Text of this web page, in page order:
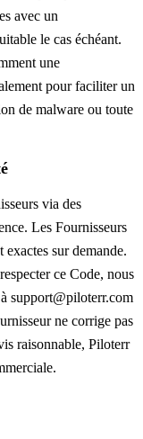
avec un
le cas échéant.
une
pour faciliter un
de malware ou toute
via des
Les Fournisseurs
sur demande.
ce Code, nous
support@piloterr.com
ne corrige pas
raisonnable, Piloterr